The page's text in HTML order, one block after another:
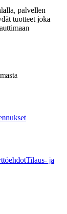
palvellen
tuotteet joka
Tilaus- ja